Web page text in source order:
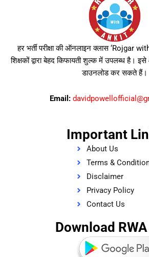
हर भर्ती परीक्षा की ऑनलाइन क्लास ‘Rojgar
शिक्षकों द्वारा बेहद किफायती शुल्क में उपलब्ध है।
डाउनलोड कर सकते हैं।
Email:
Important
About Us
Terms &
Disclaimer
Privacy Policy
Contact Us
Download